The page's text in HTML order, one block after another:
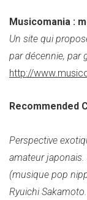
Musicomania :
Un site qui
par décennie, par
http://
Recommended
Perspective
amateur
(musique pop
Ryuichi